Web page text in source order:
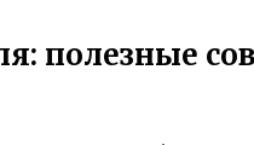
полезные